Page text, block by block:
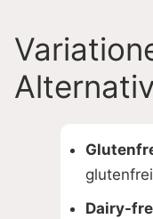
Dairy-